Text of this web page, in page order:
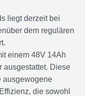
liegt derzeit bei
dem regulären
einem 48V 14Ah
ausgestattet. Diese
ausgewogene
die sowohl